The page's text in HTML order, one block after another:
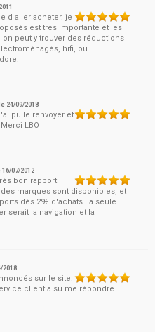
d aller acheter. je
est très importante et les
peut y trouver des réductions
hifi, ou
le 24/09/2018
pu le renvoyer et
LBO
16/07/2012
bon rapport
marques sont disponibles, et
dès 29€ d'achats. la seule
serait la navigation et la
2018
sur le site.
client a su me répondre